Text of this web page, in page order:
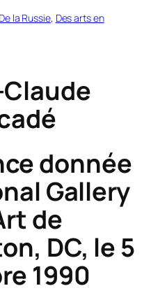
De la Russie, Des arts en
donnée
Gallery
de
DC, le 5
1990